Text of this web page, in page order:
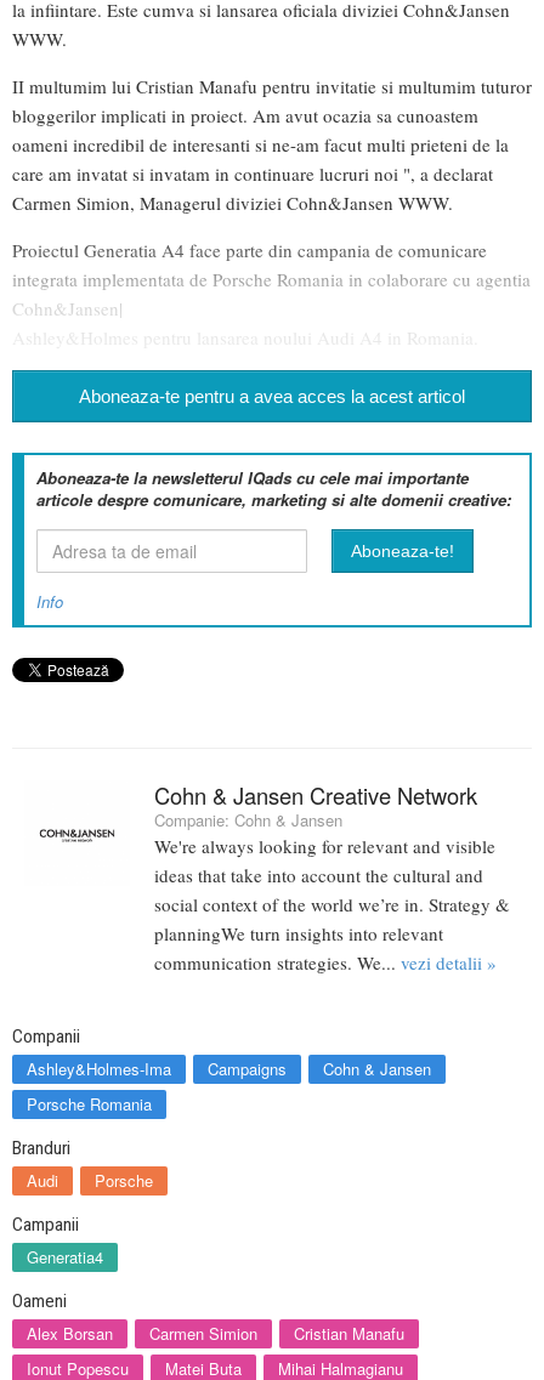
la infiintare. Este cumva si lansarea oficiala diviziei Cohn&Jansen
WWW.
II multumim lui Cristian Manafu pentru invitatie si multumim tuturor
bloggerilor implicati in proiect. Am avut ocazia sa cunoastem
oameni incredibil de interesanti si ne-am facut multi prieteni de la
care am invatat si invatam in continuare lucruri noi ", a declarat
Carmen Simion, Managerul diviziei Cohn&Jansen WWW.
Proiectul Generatia A4 face parte din campania de comunicare
integrata implementata de Porsche Romania in colaborare cu agentia
Cohn&Jansen|
Ashley&Holmes pentru lansarea noului Audi A4 in Romania.
Aboneaza-te pentru a avea acces la acest articol
Aboneaza-te la newsletterul IQads cu cele mai importante
articole despre comunicare, marketing si alte domenii creative:
Info
Cohn & Jansen Creative Network
Companie: Cohn & Jansen
We're always looking for relevant and visible
ideas that take into account the cultural and
social context of the world we’re in. Strategy &
planningWe turn insights into relevant
communication strategies. We... vezi detalii »
Companii
Ashley&Holmes-Ima Campaigns
Cohn & Jansen
Porsche Romania
Branduri
Audi Porsche
Campanii
Generatia4
Oameni
Alex Borsan Carmen Simion
Cristian Manafu
Ionut Popescu
Matei Buta
Mihai Halmagianu